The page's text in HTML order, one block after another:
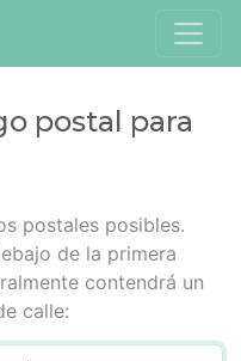
postal para
postales posibles.
de la primera
contendrá un
calle: